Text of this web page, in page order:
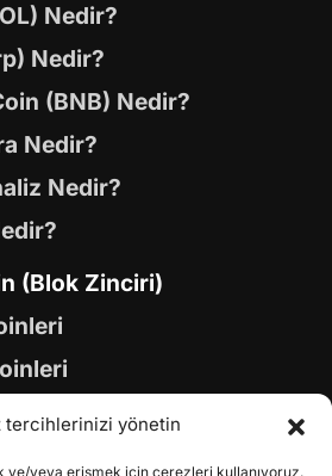
tercihlerinizi yönetin
ve/veya erişmek için çerezleri kullanıyoruz.
Nedir?
Nedir?
(BNB) Nedir?
Nedir?
Nedir?
(Blok Zinciri)
(AI) Coinleri